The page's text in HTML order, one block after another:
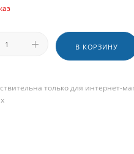
В КОРЗИНУ
только для интернет-